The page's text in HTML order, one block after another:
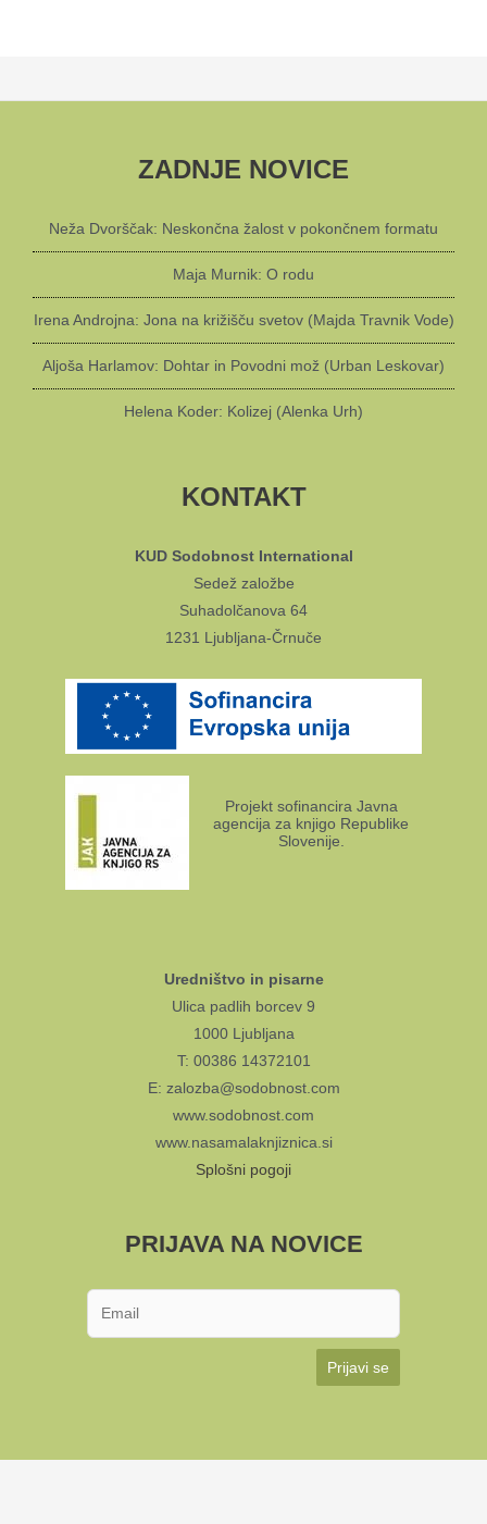
ZADNJE NOVICE
Neža Dvorščak: Neskončna žalost v pokončnem formatu
Maja Murnik: O rodu
Irena Androjna: Jona na križišču svetov (Majda Travnik Vode)
Aljoša Harlamov: Dohtar in Povodni mož (Urban Leskovar)
Helena Koder: Kolizej (Alenka Urh)
KONTAKT
KUD Sodobnost International
Sedež založbe
Suhadolčanova 64
1231 Ljubljana-Črnuče
Projekt sofinancira Javna
agencija za knjigo Republike
Slovenije.
Uredništvo in pisarne
Ulica padlih borcev 9
1000 Ljubljana
T: 00386 14372101
E: zalozba@sodobnost.com
www.sodobnost.com
www.nasamalaknjiznica.si
Splošni pogoji
PRIJAVA NA NOVICE
Prijavi se